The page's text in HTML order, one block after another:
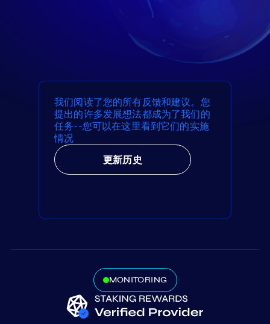
我们阅读了您的所有反馈和建议。您
提出的许多发展想法都成为了我们的
任务--您可以在这里看到它们的实施
情况
更新历史
MONITORING